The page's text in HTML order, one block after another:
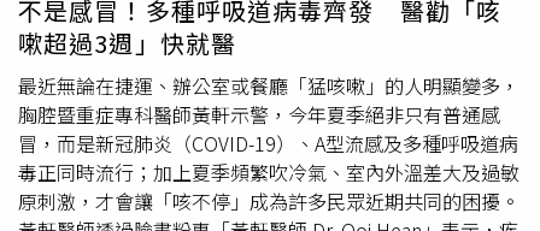
計算發現，若能在完全無視體細胞突變的前提下排除所有衰
老因子，人類極限壽命理論上可達上萬歲；然而一旦將體細
胞突變納入評估，生命的壽命上限便會大幅縮減，證實基因
突變是主導衰老的關鍵核心。研究進一步揭示，人體不同器
官對體細胞突變的耐受度存在巨大差異。以肝臟細胞為例，
其具備極強的再生能力，理論上可順暢替換老舊細胞並持續
運作超過十萬年；相對地，心肌細胞與腦神經細胞屬於「終
不是感冒！多種呼吸道病毒齊發 醫勸「咳
嗽超過3週」快就醫
最近無論在捷運、辦公室或餐廳「猛咳嗽」的人明顯變多，
胸腔暨重症專科醫師黃軒示警，今年夏季絕非只有普通感
冒，而是新冠肺炎（COVID-19）、A型流感及多種呼吸道病
毒正同時流行；加上夏季頻繁吹冷氣、室內外溫差大及過敏
原刺激，才會讓「咳不停」成為許多民眾近期共同的困擾。